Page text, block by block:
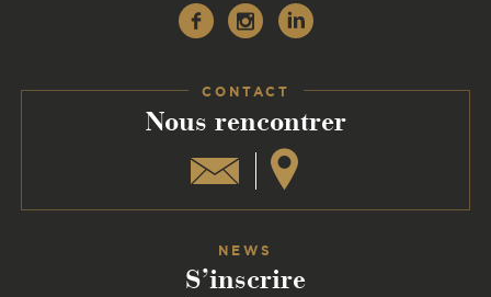
CONTACT
Nous rencontrer
NEWS
S’inscrire